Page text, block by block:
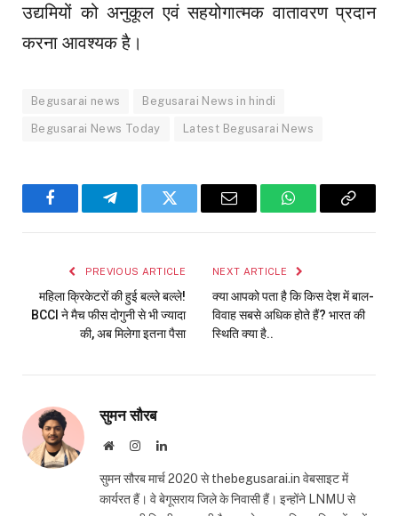
उद्यमियों को अनुकूल एवं सहयोगात्मक वातावरण प्रदान
करना आवश्यक है।
Begusarai news Begusarai News in hindi
Begusarai News Today Latest Begusarai News
FacebookTelegramTwitter Email WhatsAppCopy
PREVIOUS ARTICLE
महिला क्रिकेटरों की हुई बल्ले बल्ले!
BCCI ने मैच फीस दोगुनी से भी ज्यादा
की, अब मिलेगा इतना पैसा
NEXT ARTICLE
क्या आपको पता है कि किस देश में बाल-
विवाह सबसे अधिक होते हैं? भारत की
स्थिति क्या है..
सुमन सौरब
WebsiteInstagramLinkedIn
सुमन सौरब मार्च 2020 से thebegusarai.in वेबसाइट में
कार्यरत हैं। वे बेगूसराय जिले के निवासी हैं। इन्होंने LNMU से